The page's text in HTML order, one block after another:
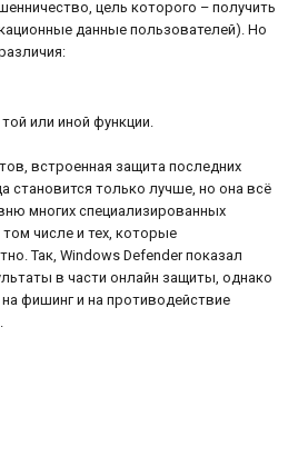
цель которого – получить
данные пользователей). Но
или иной функции.
встроенная защита последних
становится только лучше, но она всё
многих специализированных
числе и тех, которые
Так, Windows Defender показал
в части онлайн защиты, однако
фишинг и на противодействие